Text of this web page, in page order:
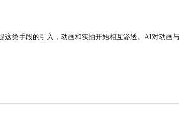
类手段的引入，动画和实拍开始相互渗透。AI对动画